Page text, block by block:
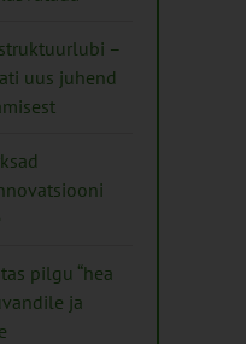
–
uus juhend
pilgu “hea
ja